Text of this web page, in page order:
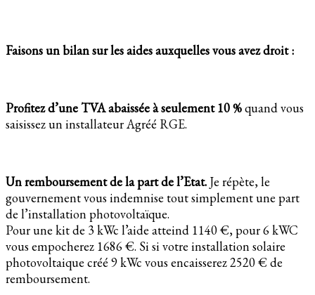
Faisons un bilan sur les aides auxquelles vous avez droit :
Profitez d’une TVA abaissée à seulement 10 %quand vous
saisissez un installateur Agréé RGE.
Un remboursement de la part de l’Etat. Je répète, le
gouvernement vous indemnise tout simplement une part
de l’installation photovoltaïque.
Pour une kit de 3 kWc l’aide atteind 1140 €, pour 6 kWC
vous empocherez 1686 €. Si si votre installation solaire
photovoltaique créé 9 kWc vous encaisserez 2520 € de
remboursement.